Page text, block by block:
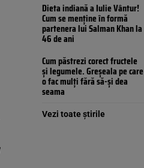
Dieta indiană a Iulie Vântur!
Cum se menține în formă
partenera lui Salman Khan la
46 de ani
Cum păstrezi corect fructele
și legumele. Greșeala pe care
o fac mulți fără să-și dea
seama
Vezi toate știrile